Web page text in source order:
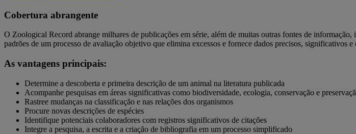
Cobertura abrangente
O Zoological Record abrange milhares de publicações em série, além de muitas outras fontes de
padrões de um processo de avaliação objetivo que elimina excessos e fornece dados precisos, significativos e
As vantagens principais:
Determine a descoberta e primeira descrição de um animal na literatura publicada
Acompanhe pesquisas em áreas significativas como biodiversidade, ecologia, conservação e
Rastree mudanças na classificação e nas relações dos organismos
Procure novas descrições de espécies
Identifique potenciais colaboradores com registros significativos de citações
Integre a pesquisa, a escrita e a criação de bibliografia em um processo simplificado